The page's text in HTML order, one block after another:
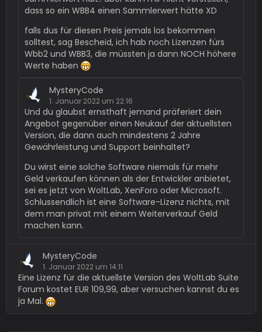
dass so ein WBB4 einen Sammlerwert hätte XD
falls dus für diesen Preis jemals los bekommen
solltest, sag Bescheid, ich hab noch Lizenzen fürs
Wbb2 und WBB3, die müssten ja dann NOCH höhere
Werte haben
MysteryCode
1. Januar 2022 um 22:16
Und du glaubst ernsthaft jemand präferiert dein
Angebot gegenüber einen Neukauf der aktuellsten
Version, die dann auch mindestens 2 Jahre
Gewährleistung und Support beinhaltet?
Du wirst eine solche Software niemals für mehr
Geld verkaufen können als der Entwickler anbietet,
sei es jetzt von WoltLab, XenForo oder Microsoft.
Schlussendlich ist eine Software-Lizenz nichts, mit
dem man privat mit einem Weiterverkauf Geld
machen kann.
MysteryCode
1. Januar 2022 um 14:11
Eine Lizenz für die aktuellste Version des WoltLab Suite
Forum kostet EUR 109,99, aber versuchen kannst du es
ja Mal.